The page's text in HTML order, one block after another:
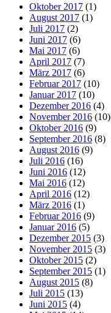
Oktober 2017 (1)
August 2017 (1)
Juli 2017 (2)
Juni 2017 (6)
Mai 2017 (6)
April 2017 (7)
März 2017 (6)
Februar 2017 (10)
Januar 2017 (10)
Dezember 2016 (4)
November 2016 (10)
Oktober 2016 (9)
September 2016 (8)
August 2016 (9)
Juli 2016 (16)
Juni 2016 (12)
Mai 2016 (12)
April 2016 (12)
März 2016 (1)
Februar 2016 (9)
Januar 2016 (5)
Dezember 2015 (3)
November 2015 (3)
Oktober 2015 (2)
September 2015 (1)
August 2015 (8)
Juli 2015 (13)
Juni 2015 (4)